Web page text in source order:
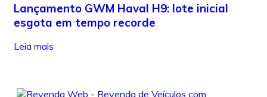
Lançamento GWM Haval H9: lote inicial
esgota em tempo recorde
Leia mais